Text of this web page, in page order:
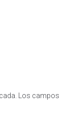
Los campos